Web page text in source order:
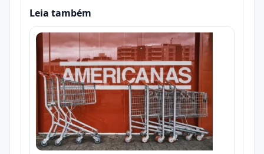
Leia também